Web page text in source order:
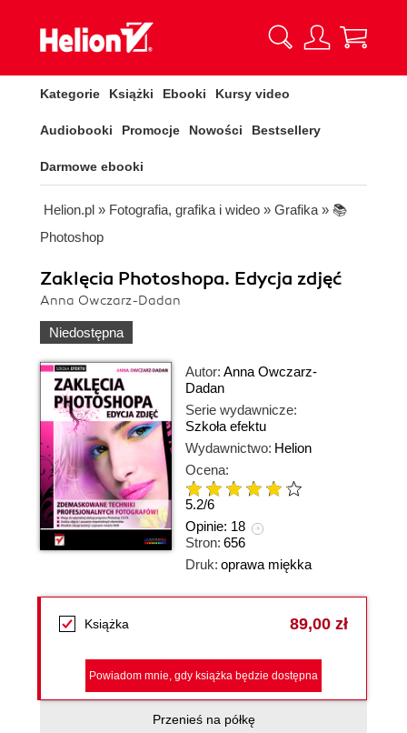
Kategorie Książki Ebooki Kursy video
Audiobooki Promocje Nowości Bestsellery
Darmowe ebooki
Helion.pl » Fotografia, grafika i wideo » Grafika » 📚
Photoshop
Zaklęcia Photoshopa. Edycja zdjęć
Anna Owczarz-Dadan
Niedostępna
Autor: Anna Owczarz-
Dadan
Serie wydawnicze:
Szkoła efektu
Wydawnictwo: Helion
Ocena:
5.2/6
Opinie: 18
Stron: 656
Druk: oprawa miękka
Książka 89,00 zł
Powiadom mnie, gdy książka będzie dostępna
Przenieś na półkę